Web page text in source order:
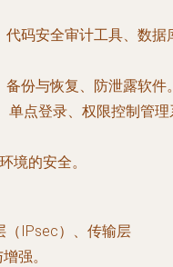
代码安全审计工具、数据
备份与恢复、防泄露软件
单点登录、权限控制管理
境的安全。
（IPsec）、传输层
强。